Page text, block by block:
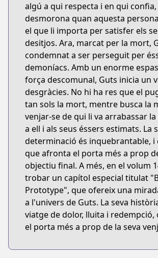
algú a qui respecta i en qui
desmorona quan aquesta
el que li importa per satisfer els
desitjos. Ara, marcat per la mort,
condemnat a ser perseguit per
demoníacs. Amb un enorme
força descomunal, Guts inicia un
desgràcies. No hi ha res que el
tan sols la mort, mentre busca la
venjar-se de qui li va arrabassar
a ell i als seus éssers estimats. La
determinació és inquebrantable, i
que afronta el porta més a prop
objectiu final. A més, en el volum
trobar un capítol especial titulat
Prototype", que ofereix una
a l'univers de Guts. La seva
viatge de dolor, lluita i redempció,
el porta més a prop de la seva